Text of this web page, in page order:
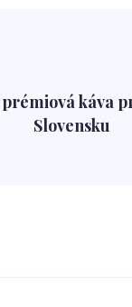
prémiová káva
Slovensku